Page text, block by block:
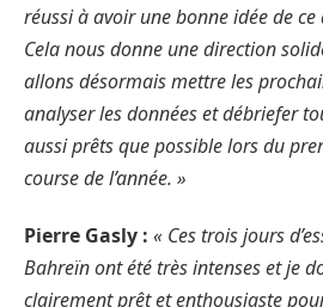
réussi à avoir une bonne idée de
Cela nous donne une direction
allons désormais mettre les
analyser les données et débriefer
aussi prêts que possible lors du
course de l’année. »
Pierre Gasly : « Ces trois jours
Bahreïn ont été très intenses et je
clairement prêt et enthousiaste